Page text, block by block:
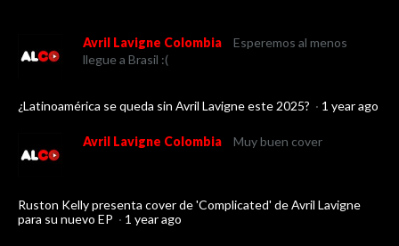
Avril Lavigne Colombia
Esperemos al menos
llegue a Brasil :(
¿Latinoamérica se queda sin Avril Lavigne este 2025? · 1 year ago
Avril Lavigne Colombia Muy buen cover
Ruston Kelly presenta cover de 'Complicated' de Avril Lavigne
para su nuevo EP · 1 year ago